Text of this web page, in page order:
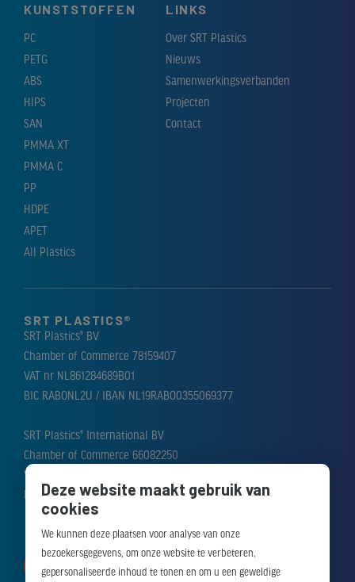
Deze website maakt gebruik van
cookies
We kunnen deze plaatsen voor analyse van onze
bezoekersgegevens, om onze website te verbeteren,
gepersonaliseerde inhoud te tonen en om u een geweldige
KUNSTSTOFFEN
PC
PETG
ABS
HIPS
SAN
PMMA XT
PMMA C
PP
HDPE
APET
All Plastics
LINKS
Over SRT Plastics
Nieuws
Samenwerkingsverbanden
Projecten
Contact
SRT PLASTICS®
SRT Plastics® BV
Chamber of Commerce 78159407
VAT nr NL861284689B01
BIC RABONL2U / IBAN NL19RABO0355069377
SRT Plastics® International BV
Chamber of Commerce 66082250
VAT nr NL856388476B01
BIC RABONL2U / IBAN NL51RABO0310184282
MAAK AFSPRAAK